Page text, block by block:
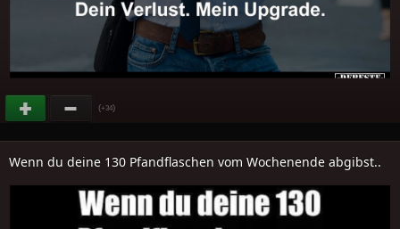
(+34)
Wenn du deine 130 Pfandflaschen vom Wochenende abgibst..